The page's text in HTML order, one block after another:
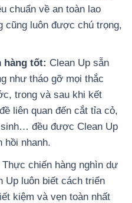
chuẩn về an toàn lao
cũng luôn được chú trọng,
hàng tốt: Clean Up sẵn
như tháo gỡ mọi thắc
trong và sau khi kết
liên quan đến cắt tỉa cỏ,
đều được Clean Up
hồi nhanh.
Thực chiến hàng nghìn dự
Up luôn biết cách triển
kiệm và vẹn toàn nhất